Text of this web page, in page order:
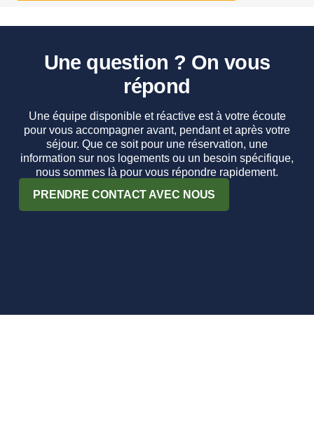
Une question ? On vous
répond
Une équipe disponible et réactive est à votre écoute
pour vous accompagner avant, pendant et après votre
séjour. Que ce soit pour une réservation, une
information sur nos logements ou un besoin spécifique,
nous sommes là pour vous répondre rapidement.
PRENDRE CONTACT AVEC NOUS